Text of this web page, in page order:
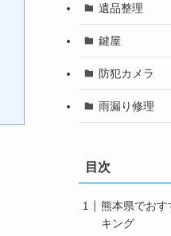
遺品整理
鍵屋
防犯カメラ
雨漏り修理
目次
熊本県でおす
キング